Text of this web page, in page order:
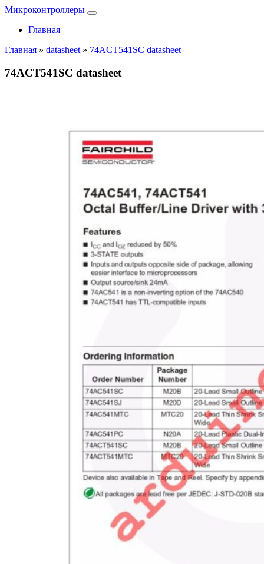
Микроконтроллеры
Главная
Главная » datasheet » 74ACT541SC datasheet
74ACT541SC datasheet